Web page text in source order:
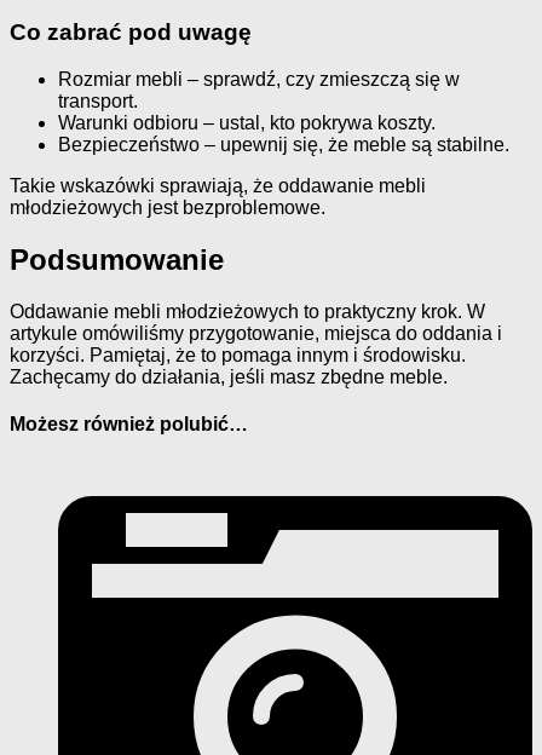
Co zabrać pod uwagę
Rozmiar mebli – sprawdź, czy zmieszczą się w
transport.
Warunki odbioru – ustal, kto pokrywa koszty.
Bezpieczeństwo – upewnij się, że meble są stabilne.
Takie wskazówki sprawiają, że oddawanie mebli
młodzieżowych jest bezproblemowe.
Podsumowanie
Oddawanie mebli młodzieżowych to praktyczny krok. W
artykule omówiliśmy przygotowanie, miejsca do oddania i
korzyści. Pamiętaj, że to pomaga innym i środowisku.
Zachęcamy do działania, jeśli masz zbędne meble.
Możesz również polubić…